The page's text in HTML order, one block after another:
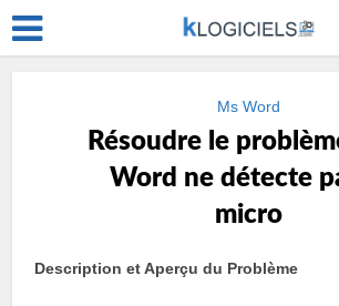
Ms Word
Résoudre le
Word ne détecte
micro
Description et Aperçu du Problème